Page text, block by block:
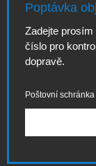
Poptávka
Zadejte
číslo pro
dopravě.
Poštovní schránka